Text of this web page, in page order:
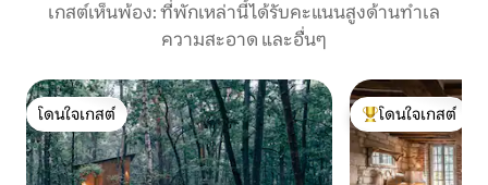
เกสต์เห็นพ้อง: ที่พักเหล่านี้ได้รับคะแนนสูงด้านทำเล
ความสะอาด และอื่นๆ
โดนใจเกสต์
โดนใจเกสต์
โดนใจเกสต์ที่สุด
โดนใจเกสต์